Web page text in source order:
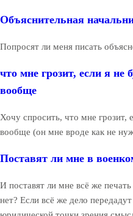
Объяснительная
Попросят ли меня писать
что мне грозит, если я не
вообще
Хочу спросить, что мне грозит,
вообще (он мне вроде как не
Поставят ли мне в
И поставят ли мне всё же
нет? Если всё же дело